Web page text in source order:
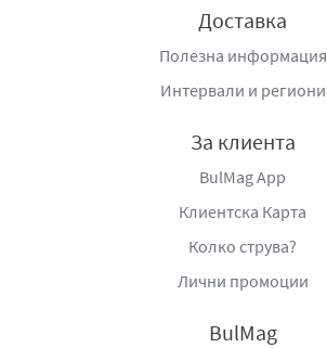
Доставка
Полезна информация
Интервали и региони
За клиента
BulMag App
Клиентска Карта
Колко струва?
Лични промоции
BulMag